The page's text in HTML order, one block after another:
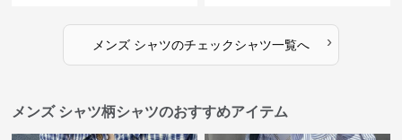
メンズ シャツのチェックシャツ一覧へ ›
メンズ シャツ柄シャツのおすすめアイテム